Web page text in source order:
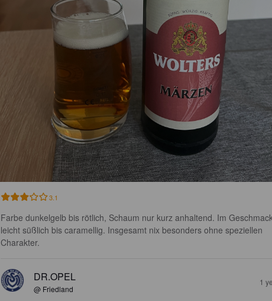
3.1
Farbe dunkelgelb bis rötlich, Schaum nur kurz anhaltend. Im Geschmack
leicht süßlich bis caramellig. Insgesamt nix besonders ohne speziellen
Charakter.
DR.OPEL
@ Friedland
1